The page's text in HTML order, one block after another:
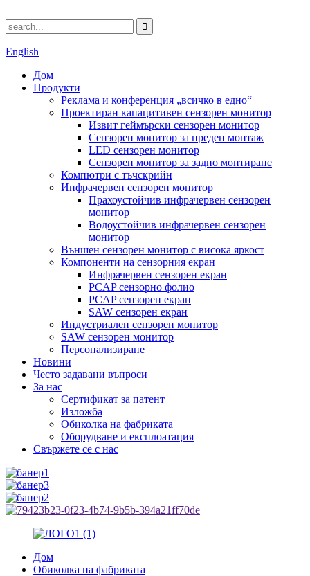
English
Дом
Продукти
Реклама и конференция „всичко в едно“
Проектиран капацитивен сензорен монитор
Извит геймърски сензорен монитор
Сензорен монитор за преден монтаж
LED сензорен монитор
Сензорен монитор за задно монтиране
Компютри с тъчскрийн
Инфрачервен сензорен монитор
Прахоустойчив инфрачервен сензорен
монитор
Водоустойчив инфрачервен сензорен
монитор
Външен сензорен монитор с висока яркост
Компоненти на сензорния екран
Инфрачервен сензорен екран
PCAP сензорно фолио
PCAP сензорен екран
SAW сензорен екран
Индустриален сензорен монитор
SAW сензорен монитор
Персонализиране
Новини
Често задавани въпроси
За нас
Сертификат за патент
Изложба
Обиколка на фабриката
Оборудване и експлоатация
Свържете се с нас
Дом
Обиколка на фабриката